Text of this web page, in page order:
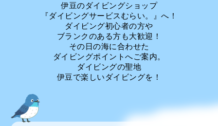
伊豆のダイビングショップ
『ダイビングサービスむらい。』へ！
ダイビング初心者の方や
ブランクのある方も大歓迎！
その日の海に合わせた
ダイビングポイントへご案内。
ダイビングの聖地
伊豆で楽しいダイビングを！